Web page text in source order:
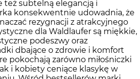
też subtelną elegancją i
konsekwentnie udowadnia, że
rezygnacji z atrakcyjnego
dla Waldlaufer są miękkie,
podeszwy oraz
dbające o zdrowie i komfort
pokochają zarówno miłośniczki
i kobiety ceniące klasykę w